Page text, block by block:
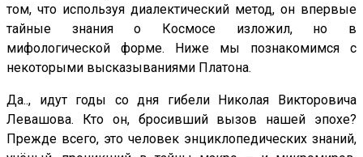
том, что используя диалектический метод, он впервые
тайные знания о Космосе изложил, но в
мифологической форме. Ниже мы познакомимся с
некоторыми высказываниями Платона.
Да.., идут годы со дня гибели Николая Викторовича
Левашова. Кто он, бросивший вызов нашей эпохе?
Прежде всего, это человек энциклопедических знаний,